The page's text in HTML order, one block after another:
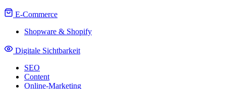
E-Commerce
Shopware & Shopify
Digitale Sichtbarkeit
SEO
Content
Online-Marketing